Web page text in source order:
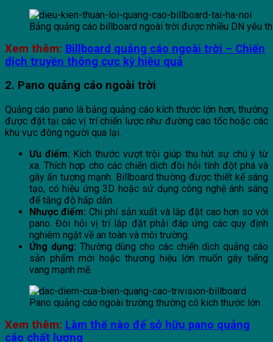
Bảng quảng cáo billboard ngoài trời được nhiều DN yêu
Xem thêm: Billboard quảng cáo ngoài trời – Chiến
dịch truyền thông cực kỳ hiệu quả
2. Pano quảng cáo ngoài trời
Quảng cáo pano là bảng quảng cáo kích thước lớn hơn, thường
được đặt tại các vị trí chiến lược như đường cao tốc hoặc các
khu vực đông người qua lại.
Ưu điểm: Kích thước vượt trội giúp thu hút sự chú ý từ
xa. Thích hợp cho các chiến dịch đòi hỏi tính đột phá và
gây ấn tượng mạnh. Billboard thường được thiết kế sáng
tạo, có hiệu ứng 3D hoặc sử dụng công nghệ ánh sáng
để tăng độ hấp dẫn.
Nhược điểm: Chi phí sản xuất và lắp đặt cao hơn so với
pano. Đòi hỏi vị trí lắp đặt phải đáp ứng các quy định
nghiêm ngặt về an toàn và môi trường.
Ứng dụng: Thường dùng cho các chiến dịch quảng cáo
sản phẩm mới hoặc thương hiệu lớn muốn gây tiếng
vang mạnh mẽ.
Pano quảng cáo ngoài trường thường có kich thước lớn
Xem thêm: Làm thế nào để sở hữu pano quảng
cáo chất lượng